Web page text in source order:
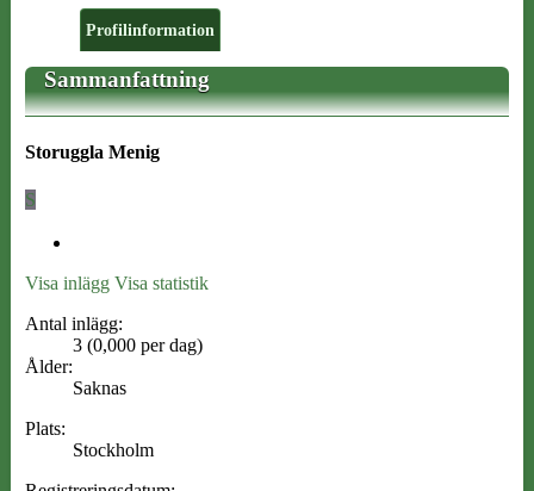
Profilinformation
Sammanfattning
Storuggla Menig
S
Visa inlägg Visa statistik
Antal inlägg:
3 (0,000 per dag)
Ålder:
Saknas
Plats:
Stockholm